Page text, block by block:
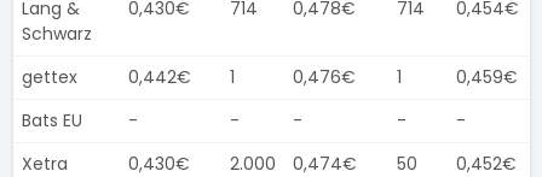
Lang &
Schwarz
0,430€ 714 0,478€ 714 0,454€
gettex 0,442€ 1 0,476€ 1
0,459€
Bats EU
- - - -
-
Xetra
0,430€ 2.000 0,474€ 50
0,452€